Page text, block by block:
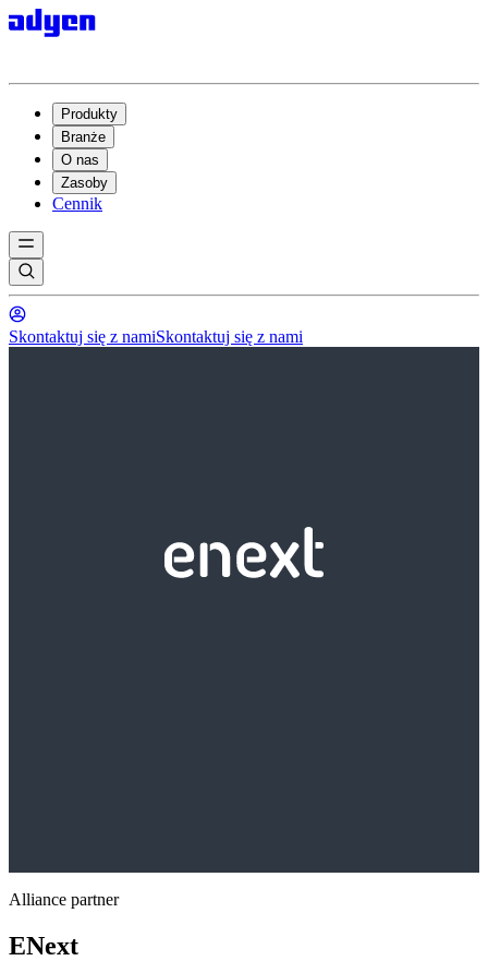
Produkty
Branże
O nas
Zasoby
Cennik
Skontaktuj się z namiSkontaktuj się z nami
Alliance partner
ENext